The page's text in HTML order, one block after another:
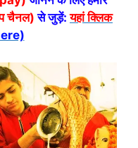
चैनल) से जुड़ें:यहां क्लिक